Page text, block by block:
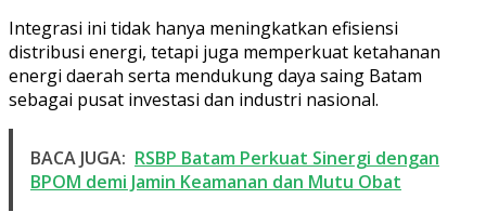
Integrasi ini tidak hanya meningkatkan efisiensi
distribusi energi, tetapi juga memperkuat ketahanan
energi daerah serta mendukung daya saing Batam
sebagai pusat investasi dan industri nasional.
BACA JUGA: RSBP Batam Perkuat Sinergi dengan
BPOM demi Jamin Keamanan dan Mutu Obat